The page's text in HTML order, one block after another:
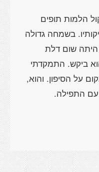
הלמות תופים
בשמחה גדולה
שום דלת
ביקש. התמקדתי
על הסיפון. והוא,
עם התפילה.